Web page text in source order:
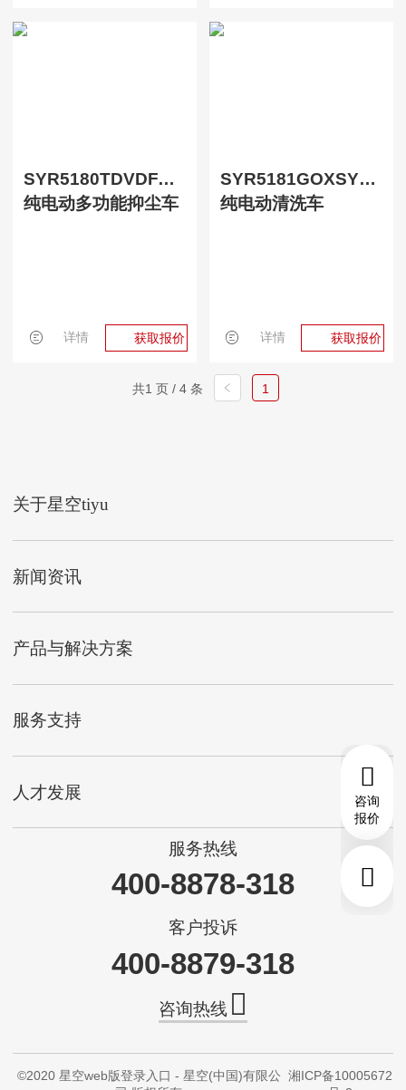
SYR5180TDVDFABEV
纯电动多功能抑尘车
详情 获取报价
SYR5181GOXSYCBEV
纯电动清洗车
详情 获取报价
共1 页 / 4 条 1
关于星空tiyu
新闻资讯
产品与解决方案
服务支持
人才发展
服务热线
400-8878-318
客户投诉
400-8879-318
咨询热线
©2020 星空web版登录入口 - 星空(中国)有限公 湘ICP备10005672
咨询
报价